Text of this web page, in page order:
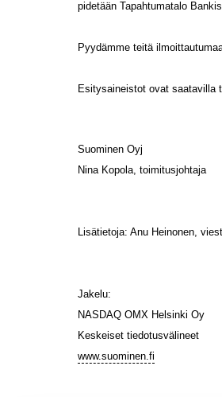
pidetään Tapahtumatalo
Pyydämme teitä
Esitysaineistot ovat saatavilla
Suominen Oyj
Nina Kopola, toimitusjohtaja
Lisätietoja: Anu Heinonen,
Jakelu:
NASDAQ OMX Helsinki Oy
Keskeiset tiedotusvälineet
www.suominen.fi